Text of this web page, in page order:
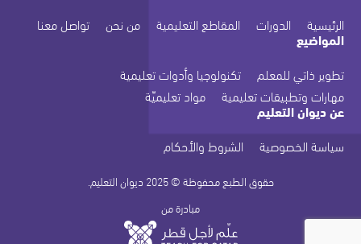
عن ديوان التعليم
سياسة الخصوصية
الشروط والأحكام
المواضيع
تطوير ذاتي للمعلم
تكنولوجيا وأدوات تعليمية
مهارات وتطبيقات تعليمية
مواد تعليميّة
الرئيسية
الدورات المقاطع التعليمية من نحن تواصل معنا
حقوق الطبع محفوظة © 2025 ديوان التعليم.
مبادرة من